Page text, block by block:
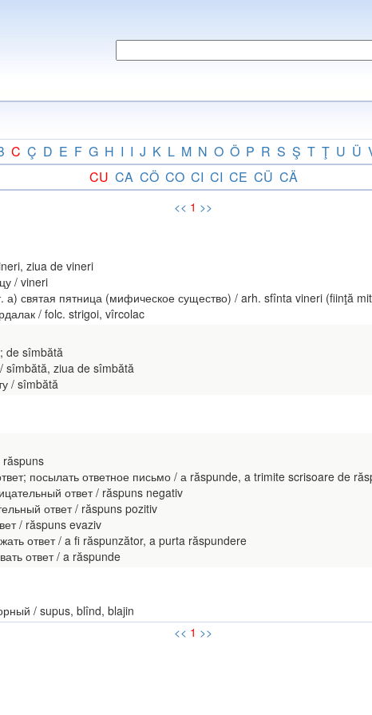
C Ç D E F G H I I J K L M N O Ö P R S Ş T Ţ U Ü
CU CA CÖ CO CI CI CE CÜ CÄ
<< 1 >>
ziua de vineri
/ vineri
а) святая пятница (мифическое существо) / arh. sfînta vineri (fiinţă
/ folc. strigoi, vîrcolac
de sîmbătă
sîmbătă, ziua de sîmbătă
/ sîmbătă
răspuns
посылать ответное письмо / а răspunde, a trimite scrisoare de
ответ / răspuns negativ
ответ / răspuns pozitiv
/ răspuns evaziv
ответ / a fi răspunzător, a purta răspundere
ответ / a răspunde
/ supus, blînd, blajin
<< 1 >>